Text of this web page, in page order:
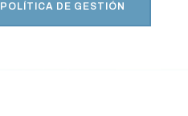
DE GESTIÓN